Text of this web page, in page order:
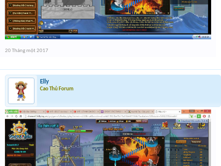
20 Tháng một 2017
Elly
Cao Thủ Forum